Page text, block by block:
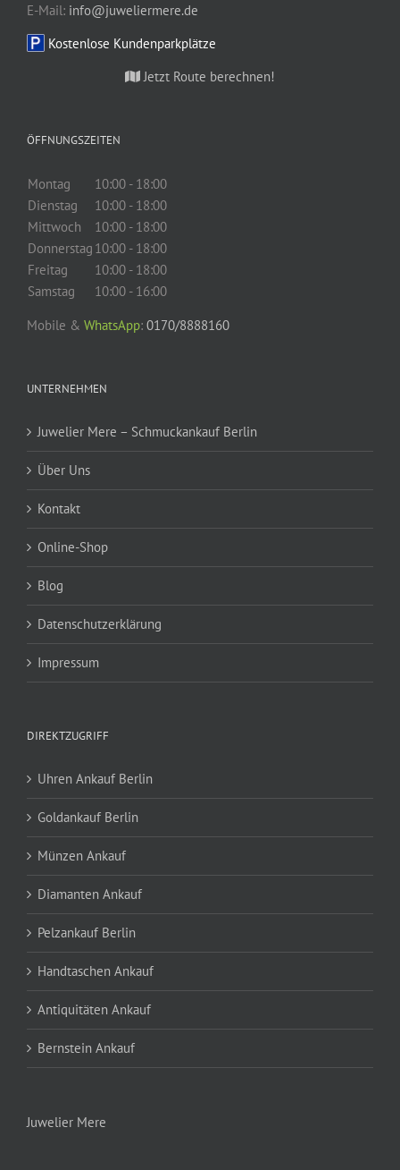
E-Mail: info@juweliermere.de
Kostenlose Kundenparkplätze
Jetzt Route berechnen!
ÖFFNUNGSZEITEN
Montag
10:00 - 18:00
Dienstag
10:00 - 18:00
Mittwoch
10:00 - 18:00
Donnerstag 10:00 - 18:00
Freitag
10:00 - 18:00
Samstag
10:00 - 16:00
Mobile & WhatsApp: 0170/8888160
UNTERNEHMEN
Juwelier Mere – Schmuckankauf Berlin
Über Uns
Kontakt
Online-Shop
Blog
Datenschutzerklärung
Impressum
DIREKTZUGRIFF
Uhren Ankauf Berlin
Goldankauf Berlin
Münzen Ankauf
Diamanten Ankauf
Pelzankauf Berlin
Handtaschen Ankauf
Antiquitäten Ankauf
Bernstein Ankauf
Juwelier Mere